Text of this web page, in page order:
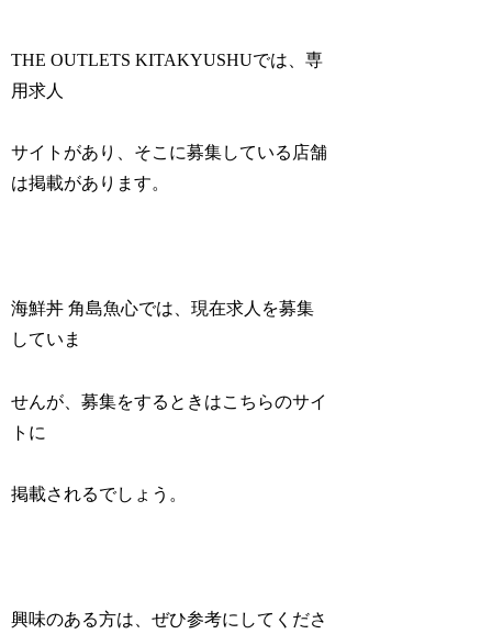
THE OUTLETS KITAKYUSHUでは、専
用求人
サイトがあり、そこに募集している店舗
は掲載があります。
海鮮丼 角島魚心では、現在求人を募集
していま
せんが、募集をするときはこちらのサイ
トに
掲載されるでしょう。
興味のある方は、ぜひ参考にしてくださ